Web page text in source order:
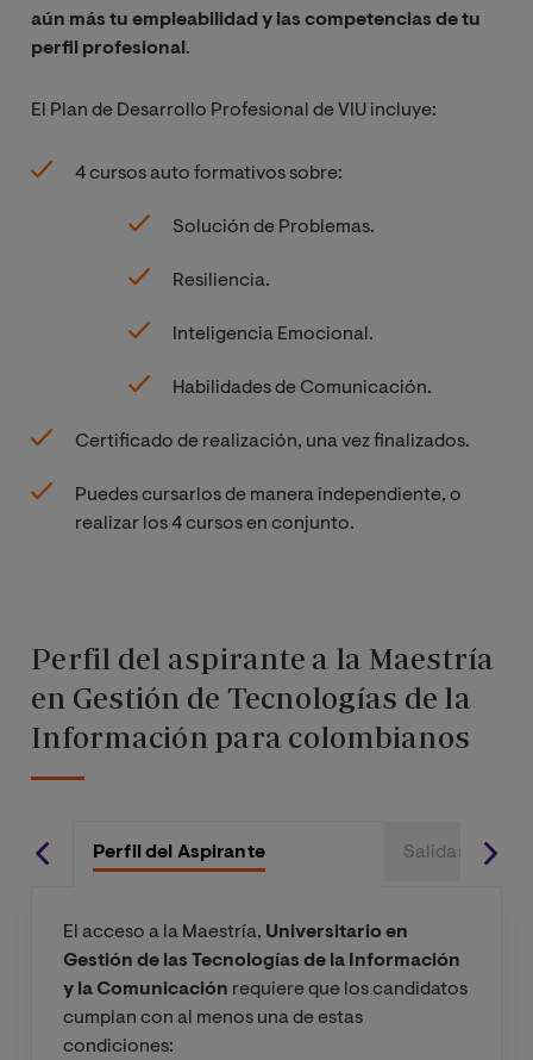
aún más tu empleabilidad y las competencias de tu
perfil profesional.
El Plan de Desarrollo Profesional de VIU incluye:
4 cursos auto formativos sobre:
Solución de Problemas.
Resiliencia.
Inteligencia Emocional.
Habilidades de Comunicación.
Certificado de realización, una vez finalizados.
Puedes cursarlos de manera independiente, o
realizar los 4 cursos en conjunto.
Perfil del aspirante a la Maestría
en Gestión de Tecnologías de la
Información para colombianos
Perfil del Aspirante Salidas
El acceso a la Maestría, Universitario en
Gestión de las Tecnologías de la Información
y la Comunicación requiere que los candidatos
cumplan con al menos una de estas
condiciones: